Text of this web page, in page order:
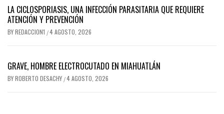
LA CICLOSPORIASIS, UNA INFECCIÓN PARASITARIA QUE REQUIERE
ATENCIÓN Y PREVENCIÓN
BYREDACCION1 /4 AGOSTO, 2026
GRAVE, HOMBRE ELECTROCUTADO EN MIAHUATLÁN
BYROBERTO DESACHY /4 AGOSTO, 2026